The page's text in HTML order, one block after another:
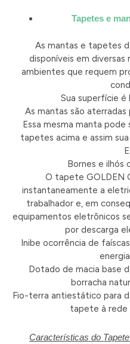
Tapetes e
As mantas e tapetes
disponíveis em diversas
ambientes que requem
Sua superfície é
As mantas são aterradas
Essa mesma manta pode
tapetes acima e assim
Bornes e ilhós
O tapete GOLDEN
instantaneamente a
trabalhador e, em
equipamentos eletrônicos
por descarga
Inibe ocorrência de
Dotado de macia base
borracha
Fio-terra antiestático para
tapete à rede
Características do